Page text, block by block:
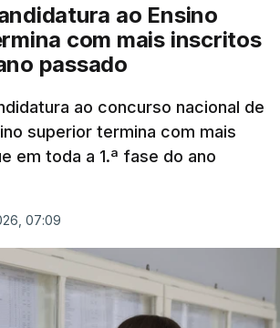
ao Ensino
com mais inscritos
passado
ao concurso nacional de
superior termina com mais
em toda a 1.ª fase do ano
07:09